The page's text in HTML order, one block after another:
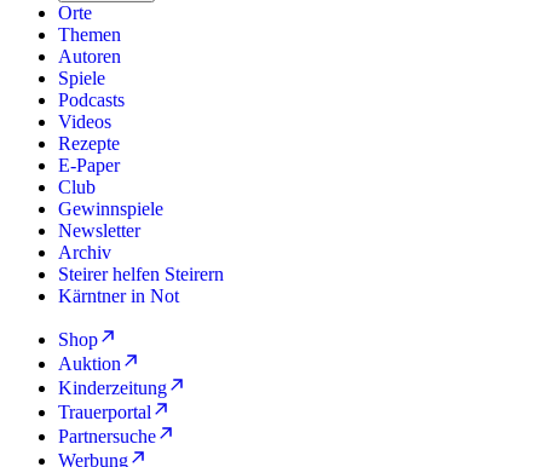
Orte
Themen
Autoren
Spiele
Podcasts
Videos
Rezepte
E-Paper
Club
Gewinnspiele
Newsletter
Archiv
Steirer helfen Steirern
Kärntner in Not
Shop
Auktion
Kinderzeitung
Trauerportal
Partnersuche
Werbung